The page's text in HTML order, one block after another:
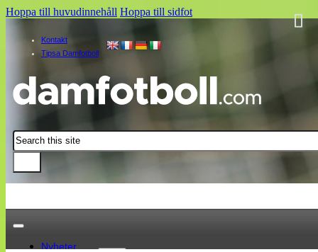
Hoppa till huvudinnehåll Hoppa till sidfot
Kontakt
Tipsa Damfotboll
Sök
Nyheter